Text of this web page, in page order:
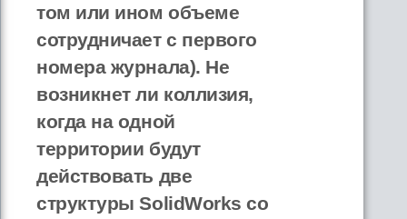
том или ином объеме
сотрудничает с первого
номера журнала). Не
возникнет ли коллизия,
когда на одной
территории будут
действовать две
структуры SolidWorks со